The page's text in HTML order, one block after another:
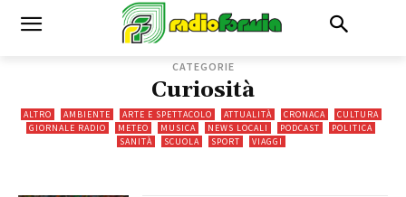
CATEGORIE
Curiosità
ALTRO AMBIENTE ARTE E SPETTACOLO ATTUALITÀ CRONACA
CULTURA
GIORNALE RADIO
METEO MUSICA NEWS LOCALI PODCAST
POLITICA
SANITÀ
SCUOLA SPORT VIAGGI